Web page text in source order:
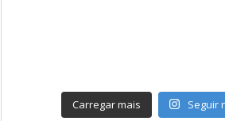
Carregar mais Seguir